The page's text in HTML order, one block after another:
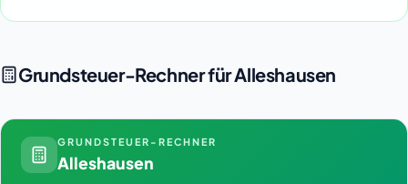
Grundsteuer-Rechner für Alleshausen
GRUNDSTEUER-RECHNER
Alleshausen